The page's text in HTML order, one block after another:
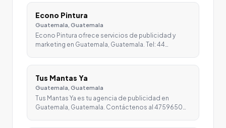
Econo Pintura
Guatemala, Guatemala
Econo Pintura ofrece servicios de publicidad y
marketing en Guatemala, Guatemala. Tel: 44…
Tus Mantas Ya
Guatemala, Guatemala
Tus Mantas Ya es tu agencia de publicidad en
Guatemala, Guatemala. Contáctenos al 4759650…